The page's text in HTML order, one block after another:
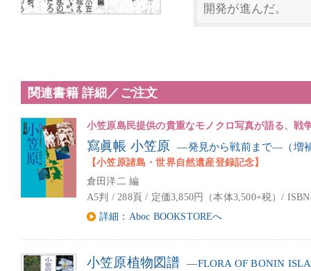
開発が進んだ。
関連書籍 詳細／ご注文
小笠原島民提供の貴重なモノクロ写真が語る、戦
寫眞帳 小笠原 ―発⾒から戦前まで―（増
【小笠原諸島・世界自然遺産登録記念】
倉田洋二 編
A5判 / 288頁 / 定価3,850円（本体3,500+税）/
詳細：Aboc BOOKSTOREへ
小笠原植物図譜 ―FLORA OF BONIN